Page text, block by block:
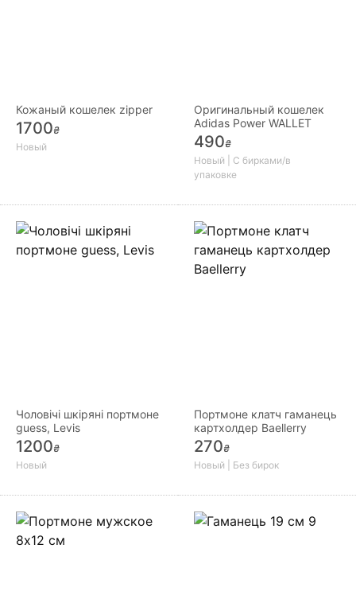
Кожаный кошелек zipper
1700₴
Новый
Оригинальный кошелек
Adidas Power WALLET
490₴
Новый | С бирками/в
упаковке
Чоловічі шкіряні портмоне
guess, Levis
1200₴
Новый
Портмоне клатч гаманець
картхолдер Baellerry
270₴
Новый | Без бирок